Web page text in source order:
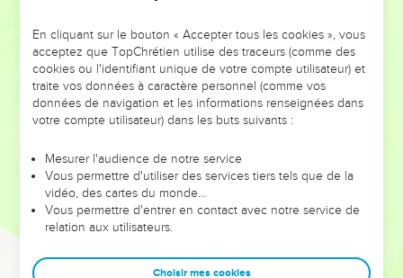
NE MANQUEZ PAS L’ÉVÉNEMENT
DE L’ANNÉE !
ET SI LEURS ERREURS POUVAIENT VOUS ÉVITER LES
VOTRES ?
leur foi ou leur vision. Mais on voit moins les doutes, les erreurs
et les saisons difficiles qu'ils ont traversés, alors même que ce
sont elles qui les ont façonnés.
Dans cette conférence, leaders, entrepreneurs, et responsables
clés pour avancer avec plus de sagesse afin que leurs erreurs
En cliquant sur le bouton « Accepter tous les cookies », vous
acceptez que TopChrétien utilise des traceurs (comme des
cookies ou l'identifiant unique de votre compte utilisateur) et
traite vos données à caractère personnel (comme vos
données de navigation et les informations renseignées dans
votre compte utilisateur) dans les buts suivants :
Mesurer l'audience de notre service
Vous permettre d'utiliser des services tiers tels que de la
vidéo, des cartes du monde…
Vous permettre d'entrer en contact avec notre service de
relation aux utilisateurs.
Choisir mes cookies